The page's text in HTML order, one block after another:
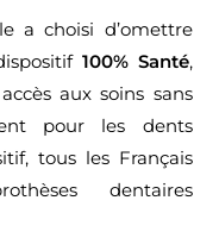
a choisi d’omettre
100% Santé,
aux soins sans
pour les dents
tous les Français
dentaires